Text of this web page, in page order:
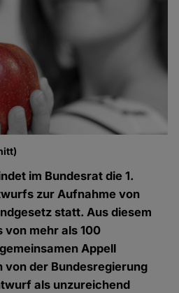
im Bundesrat die 1.
zur Aufnahme von
statt. Aus diesem
von mehr als 100
Appell
der Bundesregierung
als unzureichend